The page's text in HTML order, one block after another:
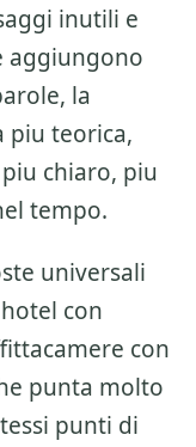
inutili e
aggiungono
la
piu teorica,
chiaro, piu
tempo.
universali
con
con
punta molto
punti di